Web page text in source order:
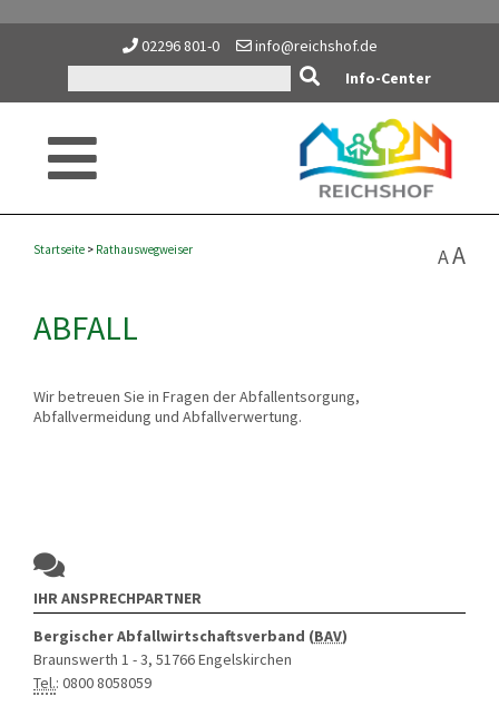
02296 801-0
info@reichshof.de
Info-Center
AA
Startseite > Rathauswegweiser
ABFALL
Wir betreuen Sie in Fragen der Abfallentsorgung,
Abfallvermeidung und Abfallverwertung.
IHR ANSPRECHPARTNER
Bergischer Abfallwirtschaftsverband (BAV)
Braunswerth 1 - 3, 51766 Engelskirchen
Tel.: 0800 8058059